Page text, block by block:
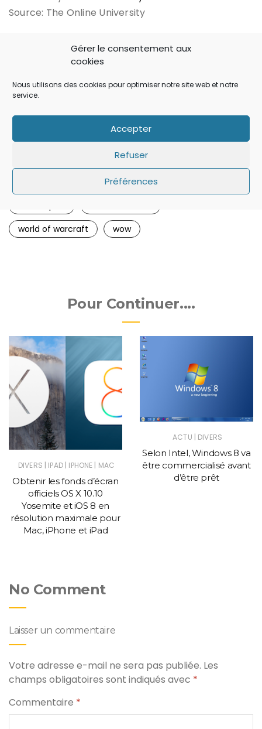
Gérer le consentement aux
cookies
Nous utilisons des cookies pour optimiser notre site web et notre
service.
Accepter
Refuser
Préférences
Source: The Online University
Partager:
étude
rencontre
Réseaux sociaux
world of warcraft
wow
Pour Continuer....
DIVERS | IPAD | IPHONE | MAC
Obtenir les fonds d’écran
officiels OS X 10.10
Yosemite et iOS 8 en
résolution maximale pour
Mac, iPhone et iPad
ACTU | DIVERS
Selon Intel, Windows 8 va
être commercialisé avant
d’être prêt
No Comment
Laisser un commentaire
Votre adresse e-mail ne sera pas publiée. Les
champs obligatoires sont indiqués avec *
Commentaire *